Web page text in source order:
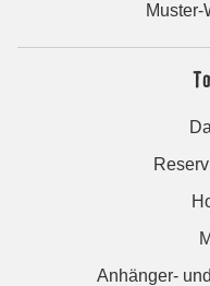
Muster-
Anhänger-